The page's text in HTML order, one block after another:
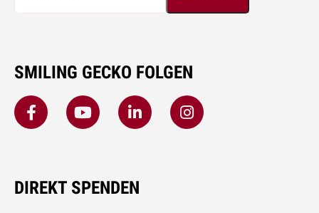
DIREKT SPENDEN
SMILING GECKO FOLGEN